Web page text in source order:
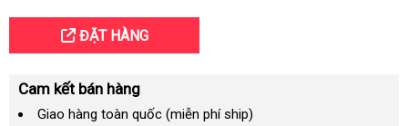
ĐẶT HÀNG
Cam kết bán hàng
Giao hàng toàn quốc (miễn phí ship)